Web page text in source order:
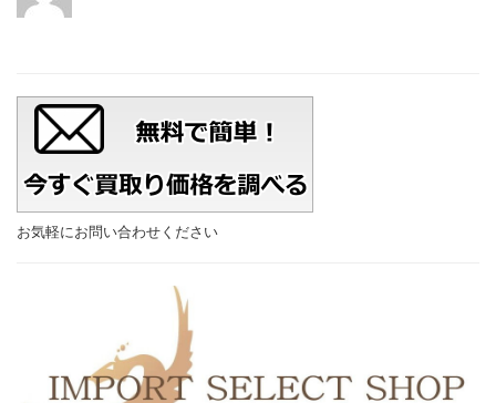
お気軽にお問い合わせください